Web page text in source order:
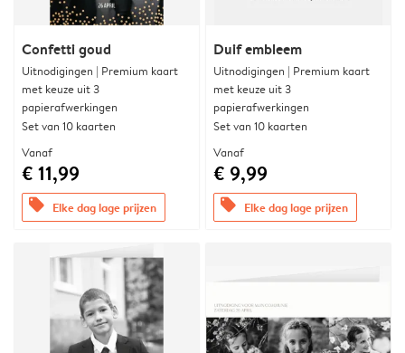
Confetti goud
Uitnodigingen | Premium kaart
met keuze uit 3
papierafwerkingen
Set van 10 kaarten
Vanaf
€ 11,99
offers Elke dag lage prijzen
Duif embleem
Uitnodigingen | Premium kaart
met keuze uit 3
papierafwerkingen
Set van 10 kaarten
Vanaf
€ 9,99
offers Elke dag lage prijzen